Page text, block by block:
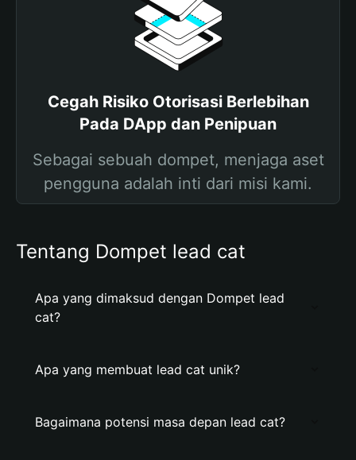
Cegah Risiko Otorisasi Berlebihan
Pada DApp dan Penipuan
Sebagai sebuah dompet, menjaga aset
pengguna adalah inti dari misi kami.
Tentang Dompet lead cat
Apa yang dimaksud dengan Dompet lead
cat?
Apa yang membuat lead cat unik?
Bagaimana potensi masa depan lead cat?